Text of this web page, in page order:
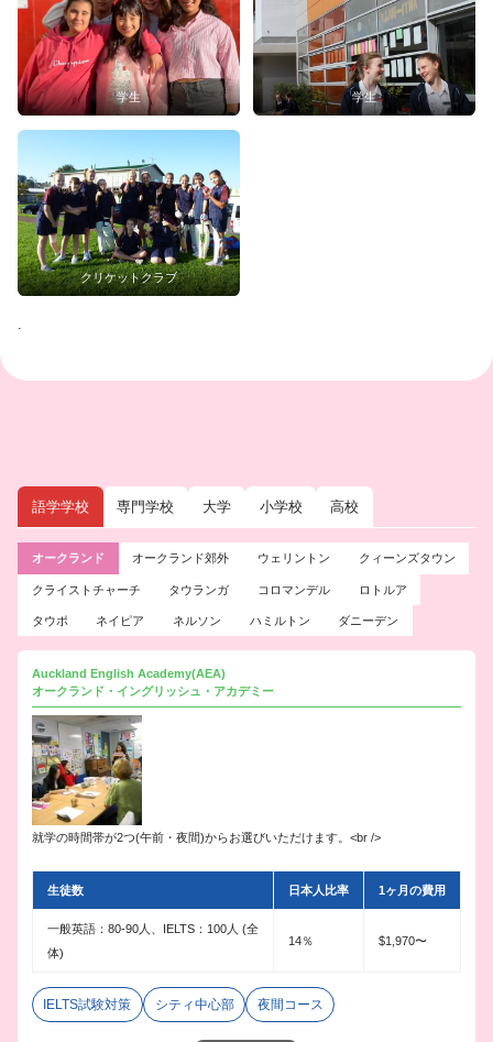
学生 学生
クリケットクラブ
.
語学学校 専門学校 大学 小学校 高校
オークランド オークランド郊外 ウェリントン クィーンズタウン
クライストチャーチ タウランガ コロマンデル ロトルア
タウポ ネイピア ネルソン ハミルトン ダニーデン
Auckland English Academy(AEA)
オークランド・イングリッシュ・アカデミー
就学の時間帯が2つ(午前・夜間)からお選びいただけます。<br />
生徒数 日本人比率 1ヶ月の費用
一般英語：80-90人、IELTS：100人 (全
体)
14％ $1,970〜
IELTS試験対策 シティ中心部 夜間コース